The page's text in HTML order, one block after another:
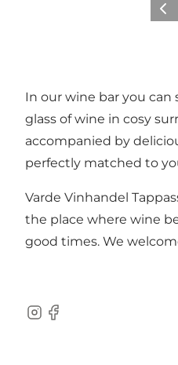
In our wine bar you can
glass of wine in cosy
accompanied by
perfectly matched to
Varde Vinhandel
the place where wine
good times. We
Instagram
Facebook